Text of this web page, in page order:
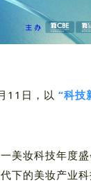
11日，以“科技
美妆科技年度
下的美妆产业